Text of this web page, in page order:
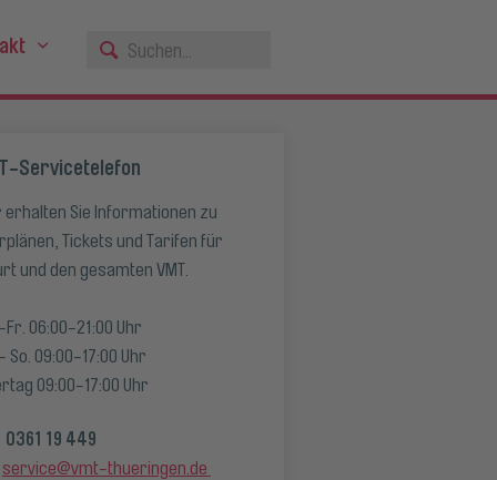
für "Service"
anzeigen für "Wir"
Untermenü anzeigen für "Kontakt"
Servicetelefon
erhalten Sie Informationen zu
Tickets und Tarifen für
und den gesamten VMT.
Fr. 06:00-21:00 Uhr
So. 09:00-17:00 Uhr
09:00-17:00 Uhr
0361 19 449
service@vmt-thueringen.de